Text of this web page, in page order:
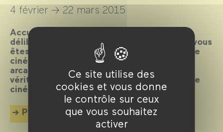
Ce site utilise des
cookies et vous donne
le contrôle sur ceux
que vous souhaitez
activer
4 février → 22 mars 2015
Accusés spectateurs, levez-vous ! Après
délibération du jury, le verdict est tombé : vous
êtes déclarés coupables de flagrant délit de
cinéphilie et condamnés à plonger dans les
arcanes de la machine judiciaire. Toute la
vérité, rien que la vérité en 80 plaidoyers de
cinéma.
Plus d'info